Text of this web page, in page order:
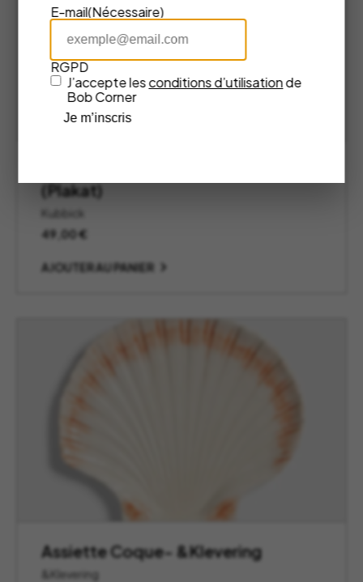
(Plakat)
49,00€
AJOUTER AU PANIER
Assiette Coque- &Klevering
&Klevering
E-mail(Nécessaire)
RGPD
J’accepte lesconditions d’utilisationde
Bob Corner
Je m’inscris